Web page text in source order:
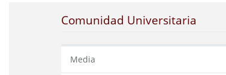
Comunidad Universitaria
Media